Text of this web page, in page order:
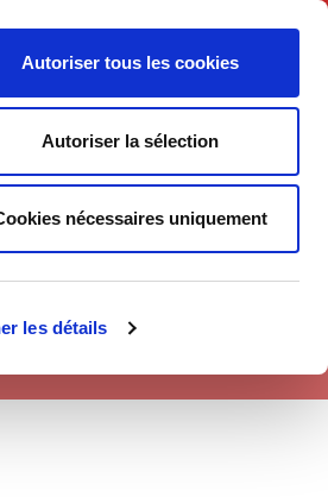
les détails
Autoriser tous les cookies
Autoriser la sélection
nécessaires uniquement